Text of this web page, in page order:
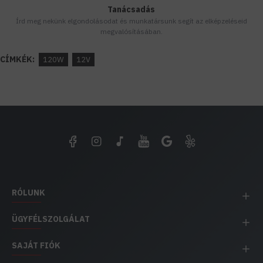
Tanácsadás
Írd meg nekünk elgondolásodat és munkatársunk segít az elképzeléseid
megvalósításában.
CÍMKÉK: 120W 12V
RÓLUNK
ÜGYFÉLSZOLGÁLAT
SAJÁT FIÓK